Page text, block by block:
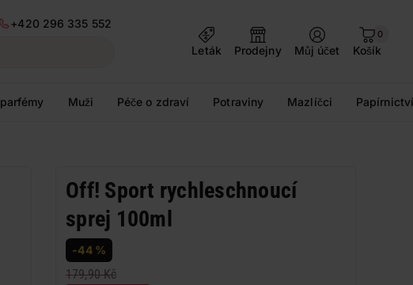
+420 296 335 552
Leták
Prodejny Můj účet
0
Košík
Muži Péče o zdraví Potraviny Mazlíčci
Off! Sport rychleschnoucí
sprej 100ml
179,90 Kč
-44 %